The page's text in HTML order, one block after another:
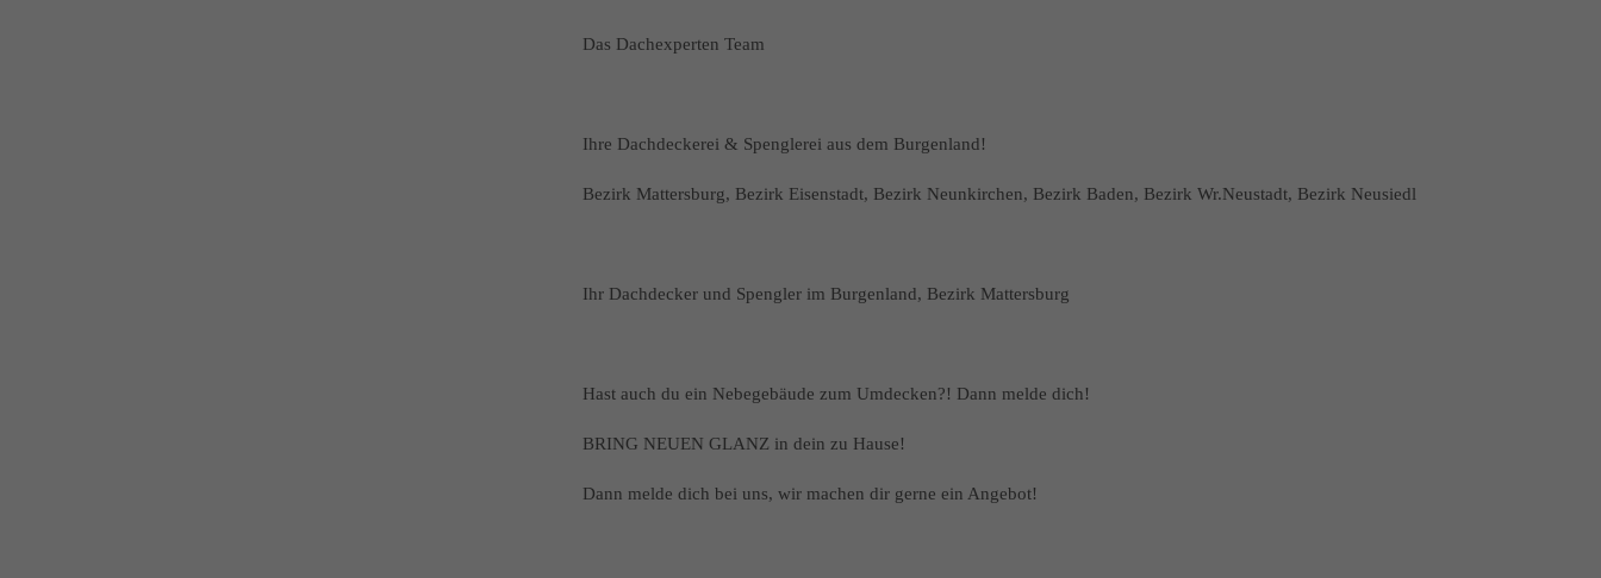
Das Dachexperten Team
Ihre Dachdeckerei & Spenglerei aus dem Burgenland!
Bezirk Mattersburg, Bezirk Eisenstadt, Bezirk Neunkirchen, Bezirk Baden, Bezirk Wr.Neustadt, Bezirk Neusiedl
Ihr Dachdecker und Spengler im Burgenland, Bezirk Mattersburg
Hast auch du ein Nebegebäude zum Umdecken?! Dann melde dich!
BRING NEUEN GLANZ in dein zu Hause!
Dann melde dich bei uns, wir machen dir gerne ein Angebot!